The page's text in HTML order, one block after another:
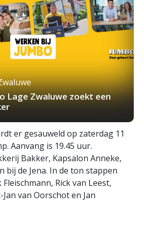
Lage Zwaluwe zoekt een
er gesauweld op zaterdag 11
Aanvang is 19.45 uur.
Bakker, Kapsalon Anneke,
bij de Jena. In de ton stappen
Rick van Leest,
van Oorschot en Jan